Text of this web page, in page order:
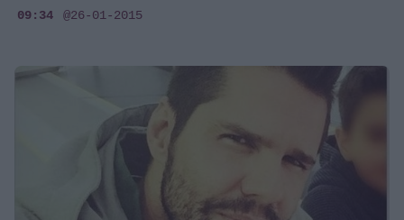
09:34 @26-01-2015